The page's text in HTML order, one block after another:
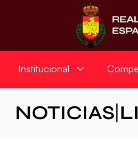
Institucional
NOTICIAS